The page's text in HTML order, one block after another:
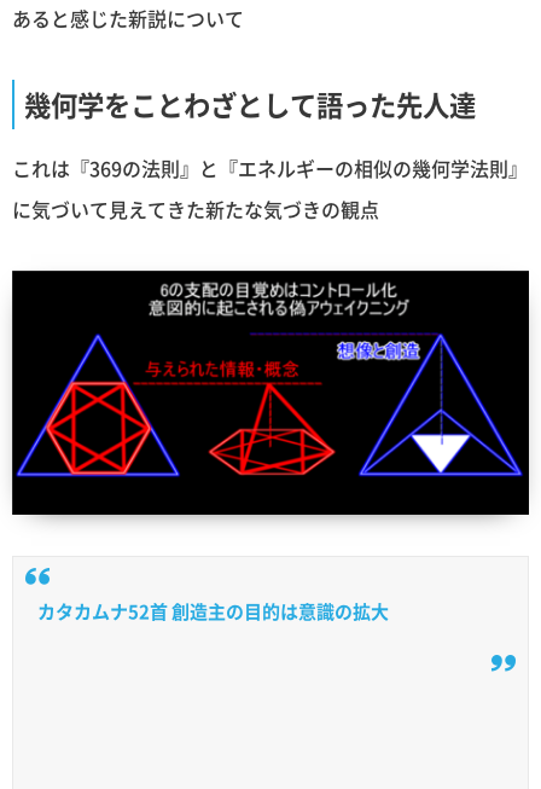
あると感じた新説について
幾何学をことわざとして語った先人達
これは『369の法則』と『エネルギーの相似の幾何学法則』
に気づいて見えてきた新たな気づきの観点
カタカムナ52首 創造主の目的は意識の拡大